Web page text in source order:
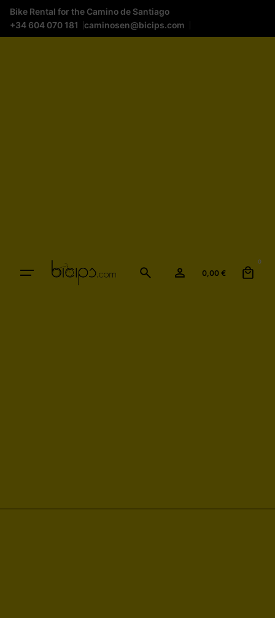
Bike Rental for the Camino de Santiago
+34 604 070 181
caminosen@bicips.com
0,00 €
0